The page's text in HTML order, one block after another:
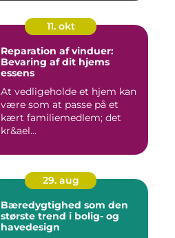
11. okt
Reparation af vinduer:
Bevaring af dit hjems
essens
At vedligeholde et hjem kan
være som at passe på et
kært familiemedlem; det
kr&ael...
29. aug
Bæredygtighed som den
største trend i bolig- og
havedesign